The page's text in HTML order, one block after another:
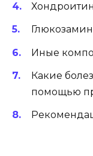
Иные
Какие
помощью